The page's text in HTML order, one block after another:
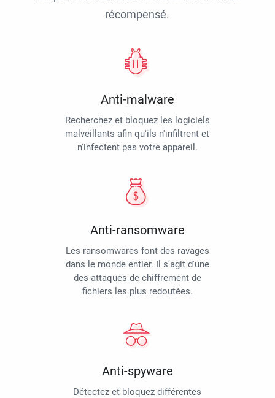
récompensé.
Anti-malware
Recherchez et bloquez les logiciels
malveillants afin qu'ils n'infiltrent et
n'infectent pas votre appareil.
Anti-ransomware
Les ransomwares font des ravages
dans le monde entier. Il s'agit d'une
des attaques de chiffrement de
fichiers les plus redoutées.
Anti-spyware
Détectez et bloquez différentes